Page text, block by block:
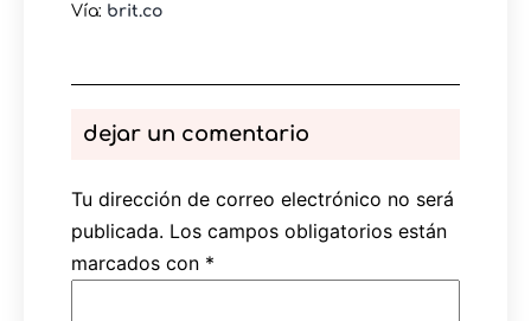
Vía: brit.co
dejar un comentario
Tu dirección de correo electrónico no será
publicada. Los campos obligatorios están
marcados con *